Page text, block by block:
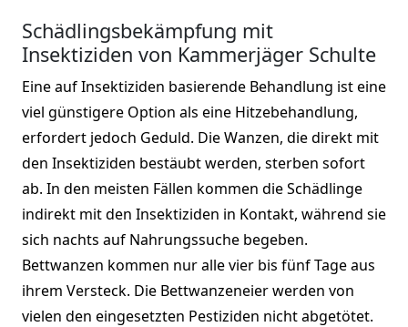
Schädlingsbekämpfung mit
Insektiziden von Kammerjäger Schulte
Eine auf Insektiziden basierende Behandlung ist eine
viel günstigere Option als eine Hitzebehandlung,
erfordert jedoch Geduld. Die Wanzen, die direkt mit
den Insektiziden bestäubt werden, sterben sofort
ab. In den meisten Fällen kommen die Schädlinge
indirekt mit den Insektiziden in Kontakt, während sie
sich nachts auf Nahrungssuche begeben.
Bettwanzen kommen nur alle vier bis fünf Tage aus
ihrem Versteck. Die Bettwanzeneier werden von
vielen den eingesetzten Pestiziden nicht abgetötet.